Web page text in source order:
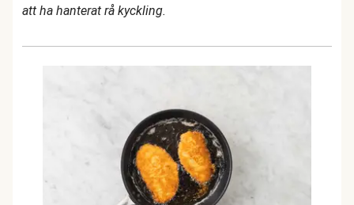
att ha hanterat rå kyckling.